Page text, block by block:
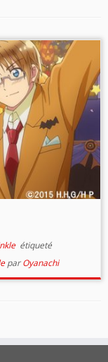
étiqueté
parOyanachi